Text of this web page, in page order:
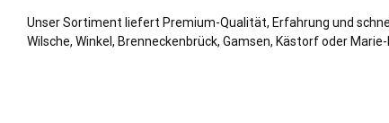
Unser Sortiment liefert Premium-Qualität, Erfahrung und
Wilsche, Winkel, Brenneckenbrück, Gamsen, Kästorf oder